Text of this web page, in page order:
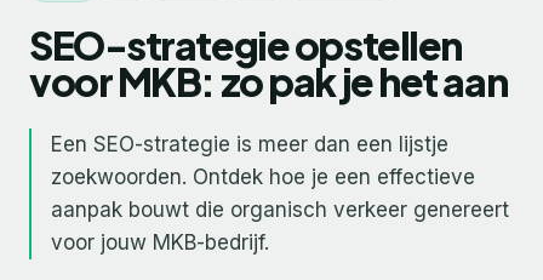
SEO-strategie opstellen
voor MKB: zo pak je het aan
Een SEO-strategie is meer dan een lijstje
zoekwoorden. Ontdek hoe je een effectieve
aanpak bouwt die organisch verkeer genereert
voor jouw MKB-bedrijf.